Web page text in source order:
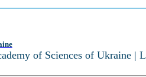
of Sciences of Ukraine |